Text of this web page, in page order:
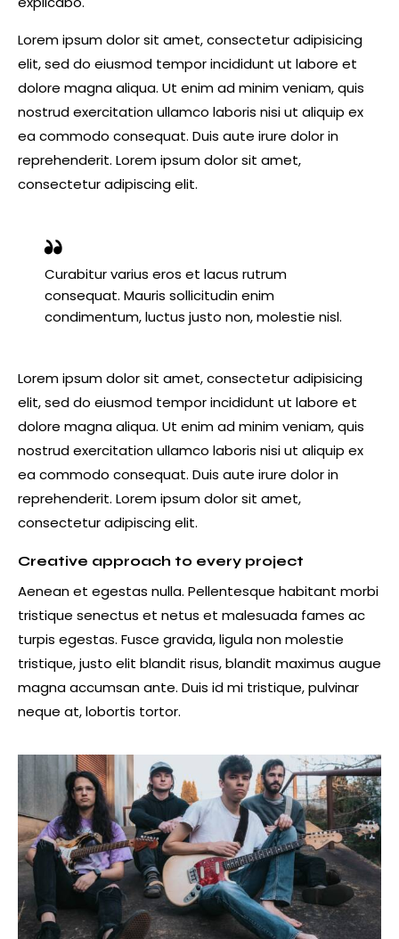
Lorem ipsum dolor sit amet, consectetur adipisicing
elit, sed do eiusmod tempor incididunt ut labore et
dolore magna aliqua. Ut enim ad minim veniam, quis
nostrud exercitation ullamco laboris nisi ut aliquip ex
ea commodo consequat. Duis aute irure dolor in
reprehenderit. Lorem ipsum dolor sit amet,
consectetur adipiscing elit.
Curabitur varius eros et lacus rutrum
consequat. Mauris sollicitudin enim
condimentum, luctus justo non, molestie nisl.
Lorem ipsum dolor sit amet, consectetur adipisicing
elit, sed do eiusmod tempor incididunt ut labore et
dolore magna aliqua. Ut enim ad minim veniam, quis
nostrud exercitation ullamco laboris nisi ut aliquip ex
ea commodo consequat. Duis aute irure dolor in
reprehenderit. Lorem ipsum dolor sit amet,
consectetur adipiscing elit.
Creative approach to every project
Aenean et egestas nulla. Pellentesque habitant morbi
tristique senectus et netus et malesuada fames ac
turpis egestas. Fusce gravida, ligula non molestie
tristique, justo elit blandit risus, blandit maximus augue
magna accumsan ante. Duis id mi tristique, pulvinar
neque at, lobortis tortor.